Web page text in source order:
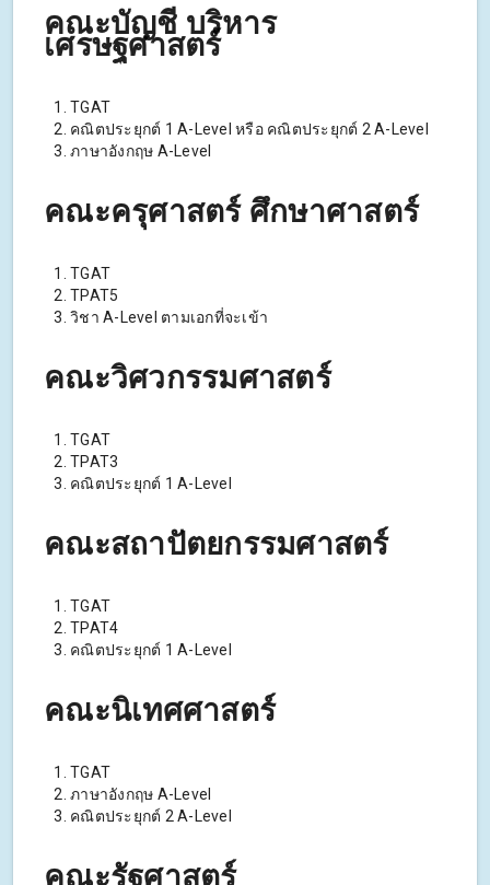
คณะบัญชี บริหาร
เศรษฐศาสตร์
TGAT
คณิตประยุกต์ 1 A-Level หรือ คณิตประยุกต์ 2 A-Level
ภาษาอังกฤษ A-Level
คณะครุศาสตร์ ศึกษาศาสตร์
TGAT
TPAT5
วิชา A-Level ตามเอกที่จะเข้า
คณะวิศวกรรมศาสตร์
TGAT
TPAT3
คณิตประยุกต์ 1 A-Level
คณะสถาปัตยกรรมศาสตร์
TGAT
TPAT4
คณิตประยุกต์ 1 A-Level
คณะนิเทศศาสตร์
TGAT
ภาษาอังกฤษ A-Level
คณิตประยุกต์ 2 A-Level
คณะรัฐศาสตร์